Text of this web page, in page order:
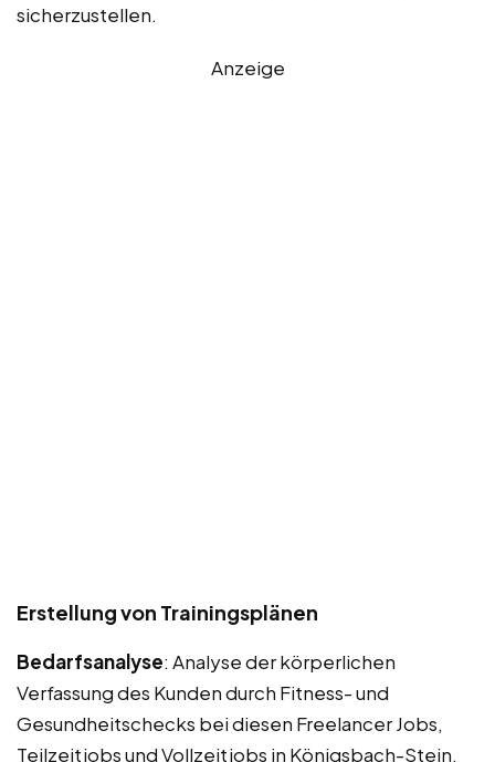
sicherzustellen.
Anzeige
Erstellung von Trainingsplänen
Bedarfsanalyse: Analyse der körperlichen
Verfassung des Kunden durch Fitness- und
Gesundheitschecks bei diesen Freelancer Jobs,
Teilzeitjobs und Vollzeitjobs in Königsbach-Stein.